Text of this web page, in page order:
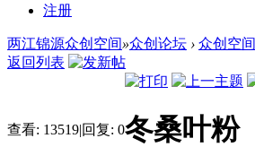
注册
两江锦源众创空间»众创论坛 › 众创空间
返回列表
查看: 13519|回复: 0冬桑叶粉